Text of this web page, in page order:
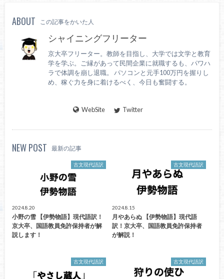
ABOUT この記事をかいた人
シャイニングフリーター
京大卒フリーター。教師を目指し、大学では文学と教育
学を学ぶ。ご縁があって民間企業に就職するも、パワハ
ラで体調を崩し退職。 パソコンと元手100万円を握りし
め、稼ぐ力を身に着けるべく、今日も奮闘する。
WebSite Twitter
NEW POST 最新の記事
古文現代語訳
2024.8.20
小野の雪 【伊勢物語】現代語訳！
京大卒、国語教員免許保持者が解
説します！
古文現代語訳
2024.8.15
月やあらぬ 【伊勢物語】現代語
訳！京大卒、国語教員免許保持者
が解説！
古文現代語訳 古文現代語訳